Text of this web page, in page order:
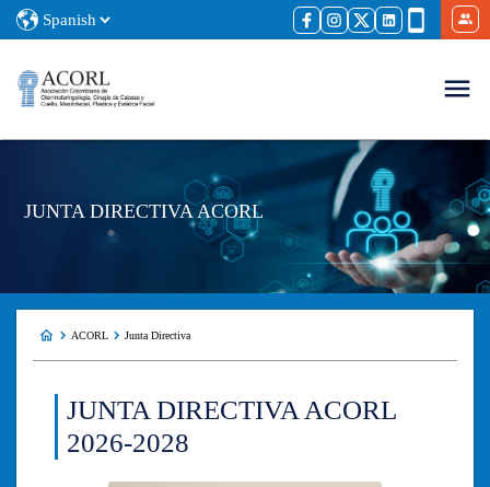
JUNTA DIRECTIVA ACORL
ACORL Junta Directiva
JUNTA DIRECTIVA ACORL
2026-2028